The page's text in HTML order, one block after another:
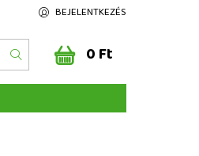
BEJELENTKEZÉS
0 Ft